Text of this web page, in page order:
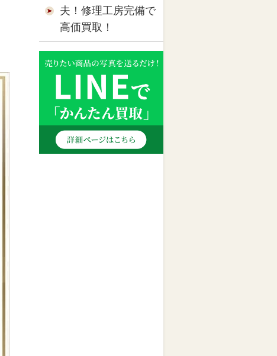
夫！修理工房完備で
高価買取！